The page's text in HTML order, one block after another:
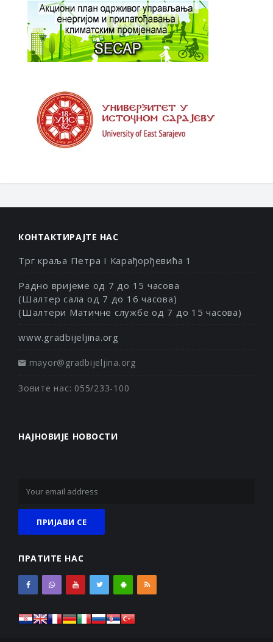
КОНТАКТИРАЈТЕ НАС
Трг краља Петра I Карађорђевића 1
Радно вријеме од 7 до 15 часова
(Шалтер сала од 7 до 16 часова)
(Шалтери Матичне службе од 7 до 15 часова)
www.gradbijeljina.org
mayor@gradbijeljina.org
Зовите нас: 055/233-100
НАЈНОВИЈЕ НОВОСТИ
ПРАТИТЕ НАС